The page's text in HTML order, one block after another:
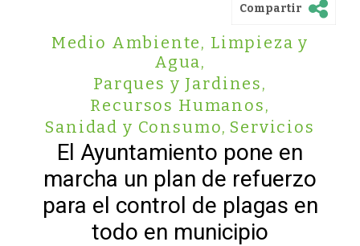
Compartir
Medio Ambiente, Limpieza y
Agua,
Parques y Jardines,
Recursos Humanos,
Sanidad y Consumo, Servicios
El Ayuntamiento pone en
marcha un plan de refuerzo
para el control de plagas en
todo en municipio